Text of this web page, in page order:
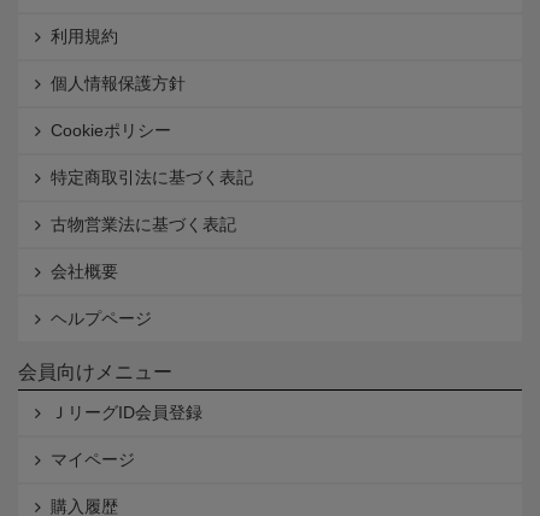
利用規約
個人情報保護方針
Cookieポリシー
特定商取引法に基づく表記
古物営業法に基づく表記
会社概要
ヘルプページ
会員向けメニュー
ＪリーグID会員登録
マイページ
購入履歴